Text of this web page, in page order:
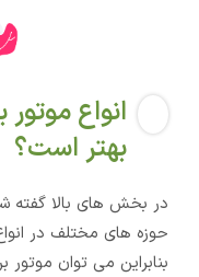
انواع
بهتر است؟
در بخش های بالا گفته
حوزه های مختلف در
بنابراین می توان موتور